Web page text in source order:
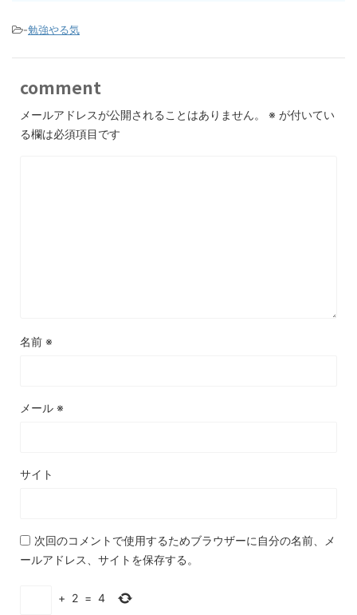
-勉強やる気
comment
メールアドレスが公開されることはありません。 ※ が付いてい
る欄は必須項目です
名前 ※
メール ※
サイト
次回のコメントで使用するためブラウザーに自分の名前、メ
ールアドレス、サイトを保存する。
+ 2 = 4